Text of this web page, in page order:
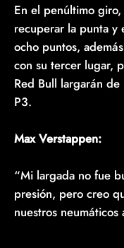
En el penúltimo
recuperar la punta y
ocho puntos,
con su tercer lugar,
Red Bull largarán
P3.
Max Verstappen:
“Mi largada no fue
presión, pero creo
nuestros neumáticos